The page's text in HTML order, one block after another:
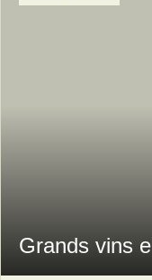
Grands vins